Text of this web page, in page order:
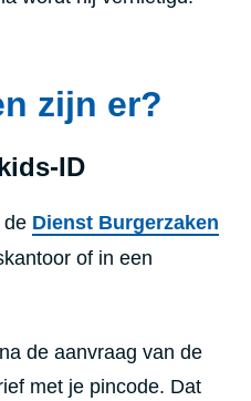
zijn er?
ID
de Dienst Burgerzaken
of in een
de aanvraag van de
met je pincode. Dat